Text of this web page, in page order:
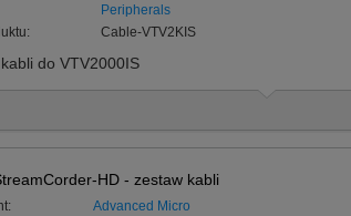
Peripherals
Cable-VTV2KIS
do VTV2000IS
HD - zestaw kabli
Advanced Micro